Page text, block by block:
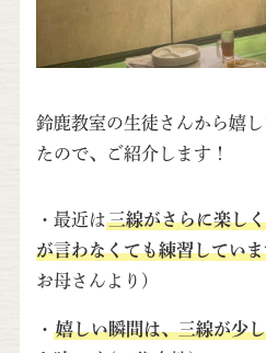
鈴鹿教室の生徒さんから嬉
たので、ご紹介します！
・最近は三線がさらに楽し
が言わなくても練習してい
お母さんより)
・ 嬉しい瞬間は、三線が少